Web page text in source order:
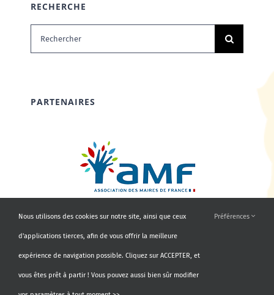
RECHERCHE
Rechercher:
PARTENAIRES
Nous utilisons des cookies sur notre site, ainsi que ceux
d'applications tierces, afin de vous offrir la meilleure
expérience de navigation possible. Cliquez sur ACCEPTER, et
vous êtes prêt à partir ! Vous pouvez aussi bien sûr modifier
Préférences